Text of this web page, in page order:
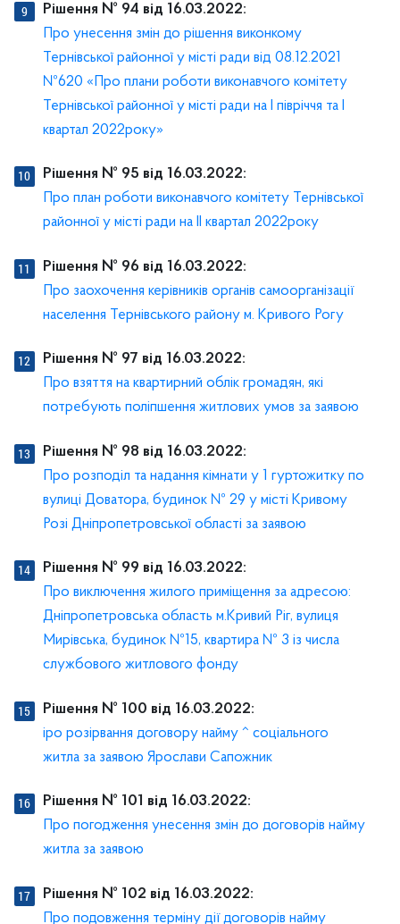
Рішення № 94 від 16.03.2022:
Про унесення змін до рішення виконкому
Тернівської районної у місті ради від 08.12.2021
№620 «Про плани роботи виконавчого комітету
Тернівської районної у місті ради на І півріччя та І
квартал 2022року»
Рішення № 95 від 16.03.2022:
Про план роботи виконавчого комітету Тернівської
районної у місті ради на II квартал 2022року
Рішення № 96 від 16.03.2022:
Про заохочення керівників органів самоорганізації
населення Тернівського району м. Кривого Рогу
Рішення № 97 від 16.03.2022:
Про взяття на квартирний облік громадян, які
потребують поліпшення житлових умов за заявою
Рішення № 98 від 16.03.2022:
Про розподіл та надання кімнати у 1 гуртожитку по
вулиці Доватора, будинок № 29 у місті Кривому
Розі Дніпропетровської області за заявою
Рішення № 99 від 16.03.2022:
Про виключення жилого приміщення за адресою:
Дніпропетровська область м.Кривий Ріг, вулиця
Мирівська, будинок №15, квартира № 3 із числа
службового житлового фонду
Рішення № 100 від 16.03.2022:
іро розірвання договору найму ^ соціального
житла за заявою Ярослави Сапожник
Рішення № 101 від 16.03.2022:
Про погодження унесення змін до договорів найму
житла за заявою
Рішення № 102 від 16.03.2022:
Про подовження терміну дії договорів найму